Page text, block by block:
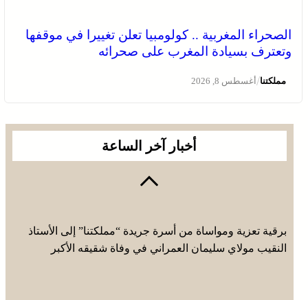
الصحراء المغربية .. كولومبيا تعلن تغييرا في موقفها
وتعترف بسيادة المغرب على صحرائه
مملكتنا/أغسطس 8, 2026
أخبار آخر الساعة
برقية تعزية ومواساة من أسرة جريدة “مملكتنا” إلى الأستاذ
النقيب مولاي سليمان العمراني في وفاة شقيقه الأكبر